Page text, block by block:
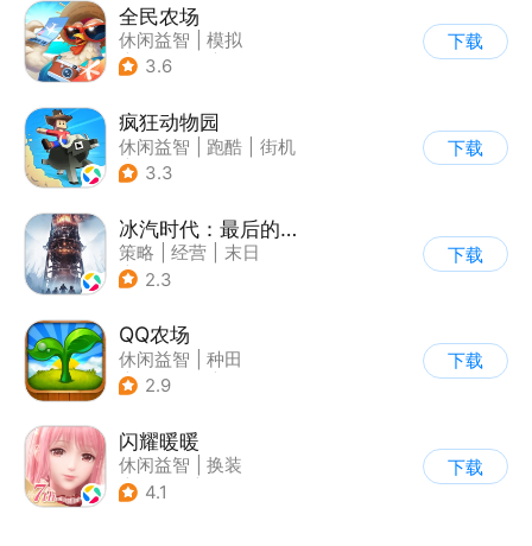
全民农场
休闲益智
模拟
| 田园生活
3.6
下载
疯狂动物园
休闲益智 跑酷
街机
| 像素风
3.3
下载
冰汽时代：最后的家园
策略 经营
末日
| steam游戏
2.3
下载
QQ农场
休闲益智
种田
| 田园生活
2.9
下载
闪耀暖暖
休闲益智
换装
| 美少女
4.1
下载